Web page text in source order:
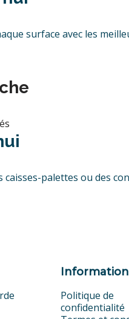
surface avec les
palettes ou des
Information
Politique de
confidentialité